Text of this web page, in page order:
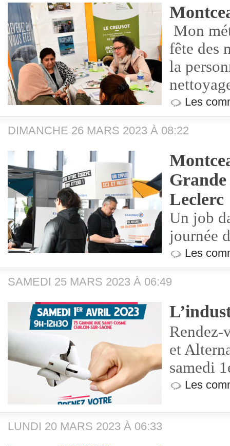
Mon
fête des
la
Les
DIMANCHE 26 MARS 2023 À 08:22
Grande
Leclerc
Un job
journée
Les
SAMEDI 25 MARS 2023 À 06:49
Rendez-
et
samedi
Les
LUNDI 20 MARS 2023 À 06:33